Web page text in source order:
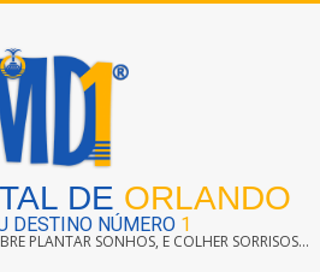
DE ORLANDO
DESTINO NÚMERO 1
PLANTAR SONHOS, E COLHER SORRISOS...